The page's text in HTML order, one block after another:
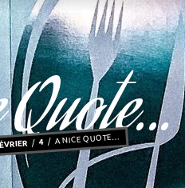
4 A NICE QUOTE…